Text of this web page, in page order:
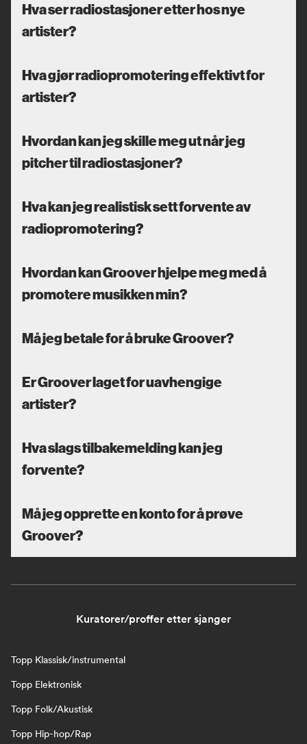
Hva ser radiostasjoner etter hos nye
artister?
Hva gjør radiopromotering effektivt for
artister?
Hvordan kan jeg skille meg ut når jeg
pitcher til radiostasjoner?
Hva kan jeg realistisk sett forvente av
radiopromotering?
Hvordan kan Groover hjelpe meg med å
promotere musikken min?
Må jeg betale for å bruke Groover?
Er Groover laget for uavhengige
artister?
Hva slags tilbakemelding kan jeg
forvente?
Må jeg opprette en konto for å prøve
Groover?
Kuratorer/proffer etter sjanger
Topp Klassisk/instrumental
Topp Elektronisk
Topp Folk/Akustisk
Topp Hip-hop/Rap